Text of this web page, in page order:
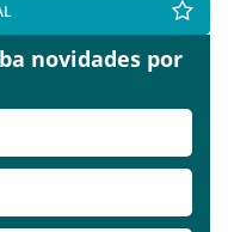
novidades por